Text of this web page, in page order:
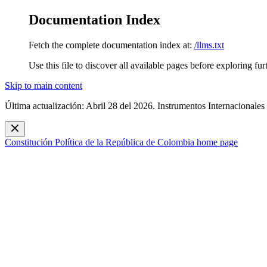
Documentation Index
Fetch the complete documentation index at: /llms.txt
Use this file to discover all available pages before exploring
Skip to main content
Última actualización: Abril 28 del 2026. Instrumentos Internacionales
Constitución Política de la República de Colombia home page